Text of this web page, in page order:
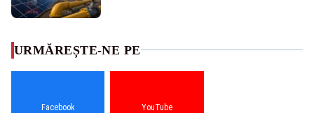
URMĂREȘTE-NE PE
Facebook YouTube